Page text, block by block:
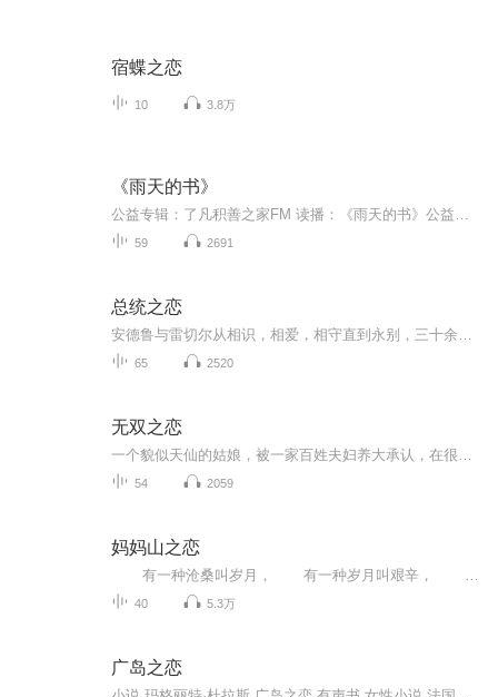
宿蝶之恋
10 3.8万
《雨天的书》
59 2691
总统之恋
65 2520
无双之恋
54 2059
妈妈山之恋
40 5.3万
广岛之恋